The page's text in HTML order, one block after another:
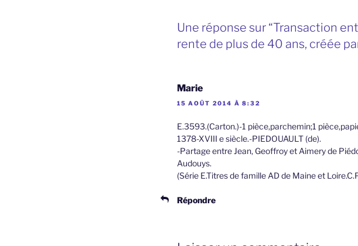
Une réponse sur “Transaction
rente de plus de 40 ans, créée
Marie
15 AOÛT 2014 À 8:32
E.3593.(Carton.)-1 pièce,parchemin;1
1378-XVIII e siècle.-PIEDOUAULT (de).
-Partage entre Jean, Geoffroy et Aimery de
Audouys.
(Série E.Titres de famille AD de Maine et
Répondre